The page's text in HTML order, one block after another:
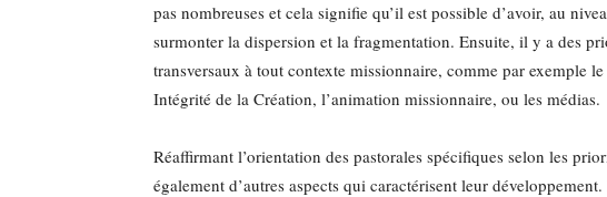
pas nombreuses et cela signifie qu’il est possible d’avoir, au
surmonter la dispersion et la fragmentation. Ensuite, il y a des
transversaux à tout contexte missionnaire, comme par exemple
Intégrité de la Création, l’animation missionnaire, ou les médias.
Réaffirmant l’orientation des pastorales spécifiques selon les
également d’autres aspects qui caractérisent leur